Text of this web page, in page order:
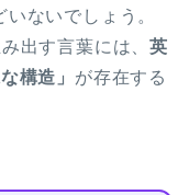
ないでしょう。
出す言葉には、英
構造」 が存在する